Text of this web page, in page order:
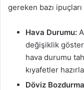
gereken bazı ipuçları
Hava Durumu:
değişiklik
hava durumu
kıyafetler
Döviz